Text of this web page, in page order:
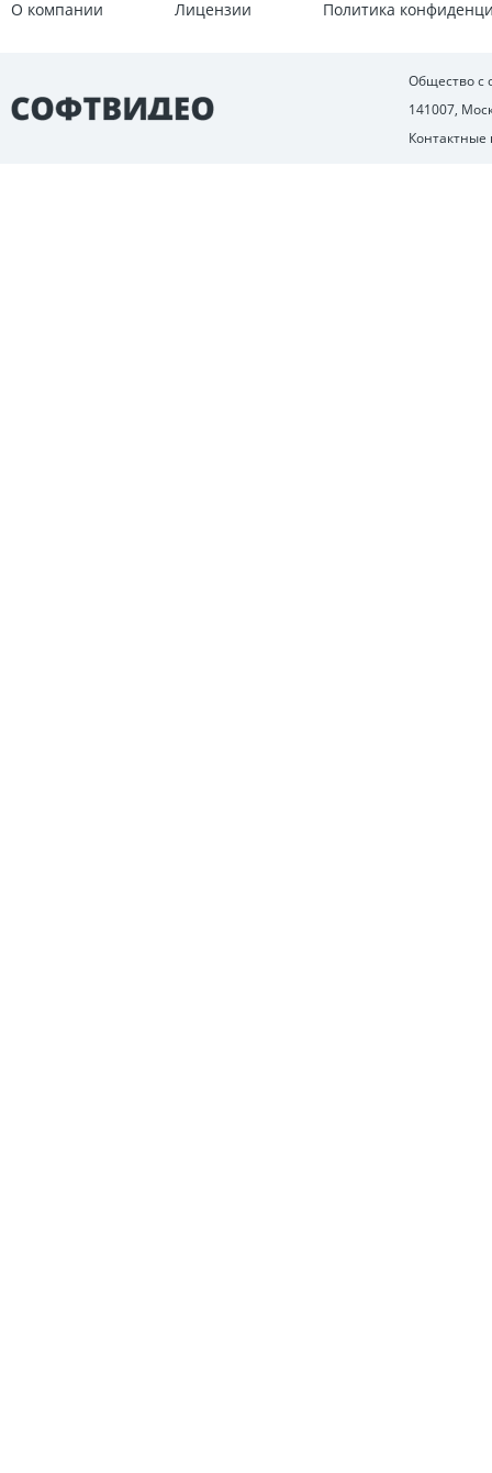
О компании Лицензии Политика
Общество с
141007,
Контактные